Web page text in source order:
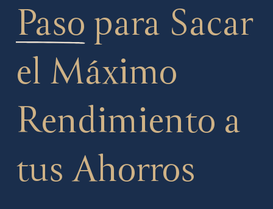
Paso para Sacar
el Máximo
Rendimiento a
tus Ahorros